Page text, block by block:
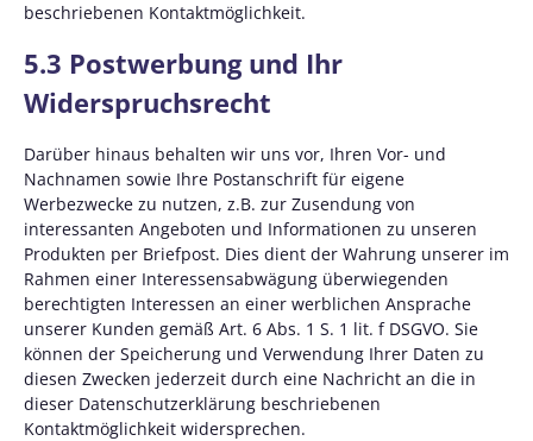
beschriebenen Kontaktmöglichkeit.
5.3 Postwerbung und Ihr
Widerspruchsrecht
Darüber hinaus behalten wir uns vor, Ihren Vor- und
Nachnamen sowie Ihre Postanschrift für eigene
Werbezwecke zu nutzen, z.B. zur Zusendung von
interessanten Angeboten und Informationen zu unseren
Produkten per Briefpost. Dies dient der Wahrung unserer im
Rahmen einer Interessensabwägung überwiegenden
berechtigten Interessen an einer werblichen Ansprache
unserer Kunden gemäß Art. 6 Abs. 1 S. 1 lit. f DSGVO. Sie
können der Speicherung und Verwendung Ihrer Daten zu
diesen Zwecken jederzeit durch eine Nachricht an die in
dieser Datenschutzerklärung beschriebenen
Kontaktmöglichkeit widersprechen.